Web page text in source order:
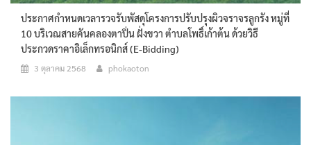
ประกาศกำหนดเวลารวจรับพัสดุโครงการปรับปรุงผิวจราจรลูกรัง หมู่ที่
10 บริเวณสายคันคลองตาปิ่น ฝั่งขวา ตำบลโพธิ์เก้าต้น ด้วยวิธี
ประกวดราคาอิเล็กทรอนิกส์ (e-Bidding)
3 ตุลาคม 2568 phokaoton